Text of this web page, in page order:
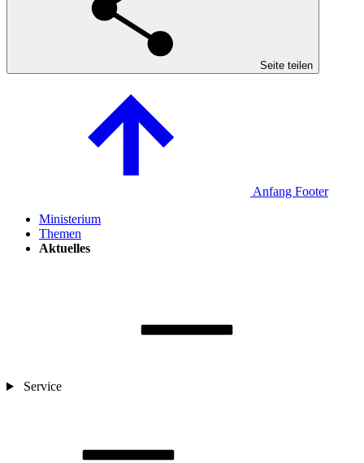
Seite teilen
Anfang Footer
Ministerium
Themen
Aktuelles
Service